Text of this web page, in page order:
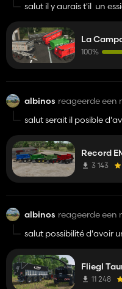
salut il y aurais t'il un
La
100%
albinos reageerde een
salut serait il posible
Record
3 143
albinos reageerde een
salut possibilité d'avoir
Fliegl
11 248